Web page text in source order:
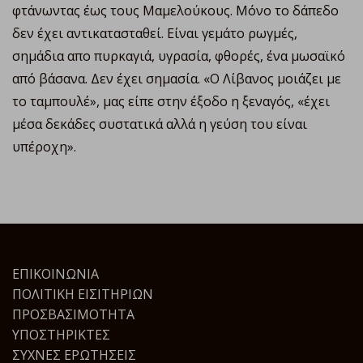
φτάνωντας έως τους Μαμελούκους. Μόνο το δάπεδο
δεν έχει αντικατασταθεί. Είναι γεμάτο ρωγμές,
σημάδια απο πυρκαγιά, υγρασία, φθορές, ένα μωσαϊκό
από βάσανα. Δεν έχει σημασία. «Ο Λίβανος μοιάζει με
το ταμπουλέ», μας είπε στην έξοδο η ξεναγός, «έχει
μέσα δεκάδες συστατικά αλλά η γεύση του είναι
υπέροχη».
ΕΠΙΚΟΙΝΩΝΊΑ
ΠΟΛΙΤΙΚΉ ΕΙΣΙΤΗΡΊΩΝ
ΠΡΟΣΒΑΣΙΜΌΤΗΤΑ
ΥΠΟΣΤΗΡΙΚΤΈΣ
ΣΥΧΝΈΣ ΕΡΩΤΉΣΕΙΣ